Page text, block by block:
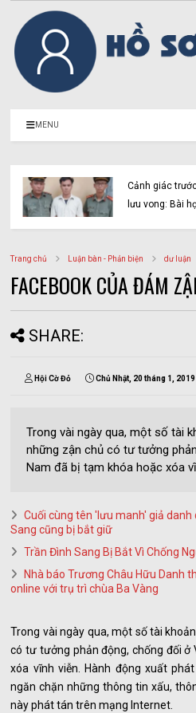
MENU
Cảnh giác
lưu vong: Bài
Trang chủ Luận bàn - Phản biện dư luận
FACEBOOK CỦA ĐÁM
SHARE:
Hội Cờ Đỏ Chủ Nhật, 20 tháng 1, 2019
Trong vài ngày qua, một số tài
những zận chủ có tư tưởng
Nam đã bị tạm khóa hoặc xóa
Cuối cùng tên 'lưu manh' giả
Sang cũng bị bắt giữ
Trần Đình Sang Bị Bắt Vì Chống
Nhà báo Trương Châu Hữu Danh
online với trụ trì chùa Ba Vàng
Trong vài ngày qua, một số tài
có tư tưởng phản động, chống đối ở
xóa vĩnh viễn. Hành động xuất
ngăn chặn những thông tin xấu,
này phát tán trên mạng Internet.